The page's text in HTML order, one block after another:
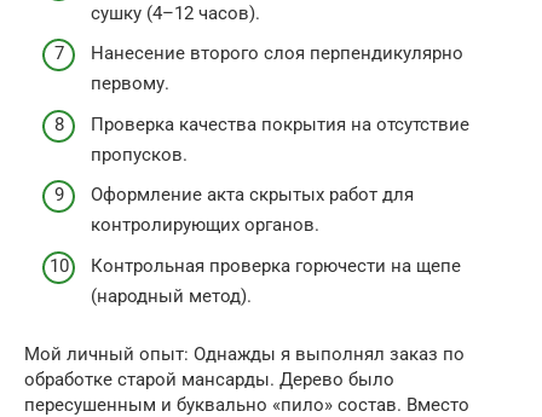
сушку (4–12 часов).
Нанесение второго слоя перпендикулярно
первому.
Проверка качества покрытия на отсутствие
пропусков.
Оформление акта скрытых работ для
контролирующих органов.
Контрольная проверка горючести на щепе
(народный метод).
Мой личный опыт: Однажды я выполнял заказ по
обработке старой мансарды. Дерево было
пересушенным и буквально «пило» состав. Вместо